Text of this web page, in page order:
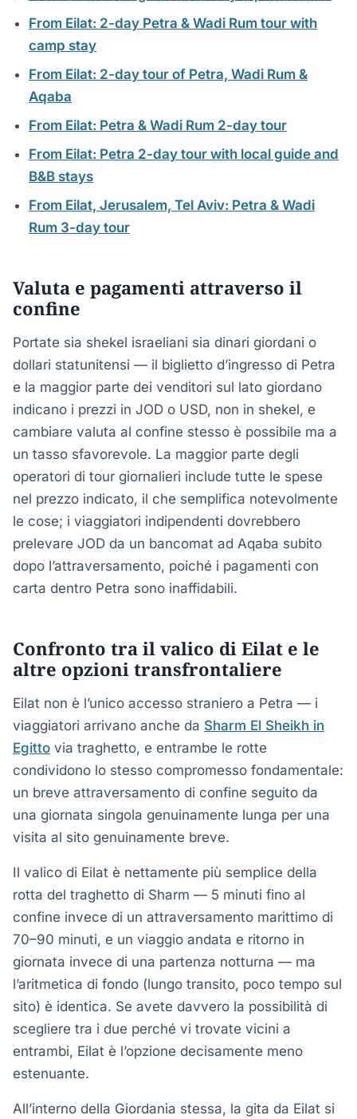
From Eilat: 2-day Petra & Wadi Rum tour with
camp stay
From Eilat: 2-day tour of Petra, Wadi Rum &
Aqaba
From Eilat: Petra & Wadi Rum 2-day tour
From Eilat: Petra 2-day tour with local guide and
B&B stays
From Eilat, Jerusalem, Tel Aviv: Petra & Wadi
Rum 3-day tour
Valuta e pagamenti attraverso il
confine
Portate sia shekel israeliani sia dinari giordani o
dollari statunitensi — il biglietto d’ingresso di Petra
e la maggior parte dei venditori sul lato giordano
indicano i prezzi in JOD o USD, non in shekel, e
cambiare valuta al confine stesso è possibile ma a
un tasso sfavorevole. La maggior parte degli
operatori di tour giornalieri include tutte le spese
nel prezzo indicato, il che semplifica notevolmente
le cose; i viaggiatori indipendenti dovrebbero
prelevare JOD da un bancomat ad Aqaba subito
dopo l’attraversamento, poiché i pagamenti con
carta dentro Petra sono inaffidabili.
Confronto tra il valico di Eilat e le
altre opzioni transfrontaliere
Eilat non è l’unico accesso straniero a Petra — i
viaggiatori arrivano anche da Sharm El Sheikh in
Egitto via traghetto, e entrambe le rotte
condividono lo stesso compromesso fondamentale:
un breve attraversamento di confine seguito da
una giornata singola genuinamente lunga per una
visita al sito genuinamente breve.
Il valico di Eilat è nettamente più semplice della
rotta del traghetto di Sharm — 5 minuti fino al
confine invece di un attraversamento marittimo di
70–90 minuti, e un viaggio andata e ritorno in
giornata invece di una partenza notturna — ma
l’aritmetica di fondo (lungo transito, poco tempo sul
sito) è identica. Se avete davvero la possibilità di
scegliere tra i due perché vi trovate vicini a
entrambi, Eilat è l’opzione decisamente meno
estenuante.
All’interno della Giordania stessa, la gita da Eilat si